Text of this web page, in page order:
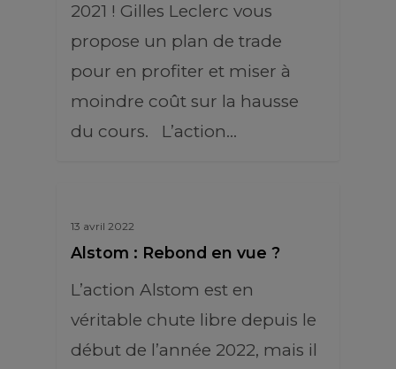
2021 ! Gilles Leclerc vous
propose un plan de trade
pour en profiter et miser à
moindre coût sur la hausse
du cours. L’action…
13 avril 2022
Alstom : Rebond en vue ?
L’action Alstom est en
véritable chute libre depuis le
début de l’année 2022, mais il